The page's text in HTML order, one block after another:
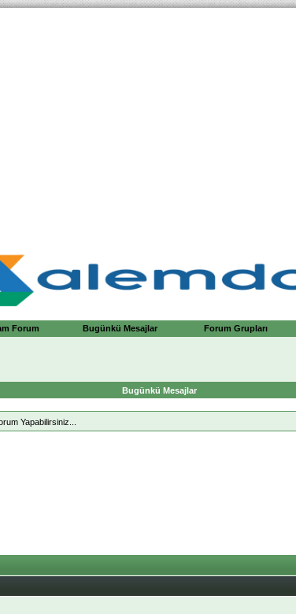
Forum Bugünkü Mesajlar Forum Grupları
Bugünkü Mesajlar
Yapabilirsiniz...